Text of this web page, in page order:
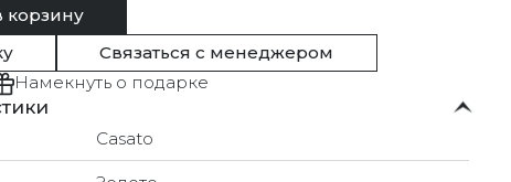
корзину
Связаться с менеджером
Намекнуть о подарке
Casato